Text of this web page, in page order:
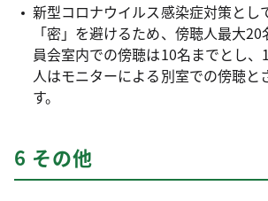
新型コロナウイルス感染症対策とし
「密」を避けるため、傍聴人最大
員会室内での傍聴は10名までとし
人はモニターによる別室での傍聴と
す。
6 その他